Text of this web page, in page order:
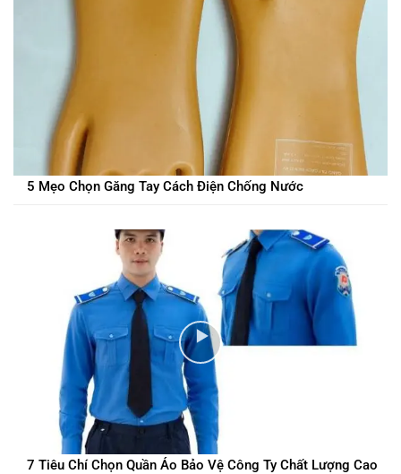
5 Mẹo Chọn Găng Tay Cách Điện Chống Nước
7 Tiêu Chí Chọn Quần Áo Bảo Vệ Công Ty Chất Lượng Cao